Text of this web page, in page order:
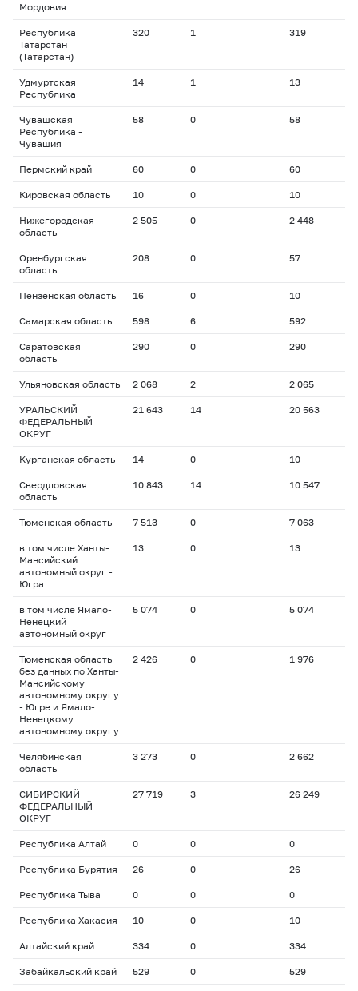
Мордовия
Республика
Татарстан
(Татарстан)
320 1 319
Удмуртская
Республика
14 1 13
Чувашская
Республика -
Чувашия
58 0 58
Пермский край 60 0 60
Кировская область 10 0 10
Нижегородская
область
2 505 0 2 448
Оренбургская
область
208 0 57
Пензенская область 16 0 10
Самарская область 598 6 592
Саратовская
область
290 0 290
Ульяновская область 2 068 2 2 065
УРАЛЬСКИЙ
ФЕДЕРАЛЬНЫЙ
ОКРУГ
21 643 14 20 563
Курганская область 14 0 10
Свердловская
область
10 843 14 10 547
Тюменская область 7 513 0 7 063
в том числе Ханты-
Мансийский
автономный округ -
Югра
13 0 13
в том числе Ямало-
Ненецкий
автономный округ
5 074 0 5 074
Тюменская область
без данных по Ханты-
Мансийскому
автономному округу
- Югре и Ямало-
Ненецкому
автономному округу
2 426 0 1 976
Челябинская
область
3 273 0 2 662
СИБИРСКИЙ
ФЕДЕРАЛЬНЫЙ
ОКРУГ
27 719 3 26 249
Республика Алтай 0 0 0
Республика Бурятия 26 0 26
Республика Тыва 0 0 0
Республика Хакасия 10 0 10
Алтайский край 334 0 334
Забайкальский край 529 0 529